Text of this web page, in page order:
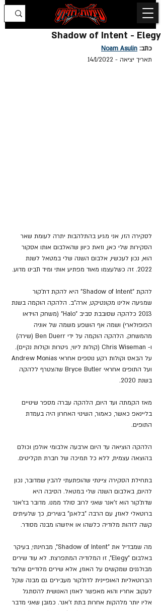
Shadow of Intent - Elegy
כתב: Noam Asulin
תאריך יציאה - 14/1/2022
לסקירה הזו, אני מגיע בהתלהבות יתרה לעומת שאר
הסקירות שלי כאן, וזאת כיוון שהאלבום אותו אסקור
הוא, נכון לעכשיו, אלבום השנה שלי במטאל לשנת
2022. זה כשלעצמו מאוד מפתיע אותי ומיד תבינו מדוע.
להקת "Shadow of Intent" היא להקת דת'קור
שמגיעה אלינו מקונטיקט, ארה"ב. הלהקה הוקמה בשנת
2013 כלהקה שסובבת סביב "Halo" (משחק הוידאו
הפופולארי) ושמה אף הושפע משמה של אוניה
מהמשחק. הלהקה הוקמה על ידי Ben Duerr (שירה)
ו- Chris Wiseman (קולות ליווי, גיטרות וקולות נקיים).
ועל התופים אחראי Bryce Butler שהצטרף ללהקה
בשנת 2020.
מאז הקמתה ועד היום, הלהקה עברה מספר שינויים
בליינאפ כאשר, כאמור, השינוי האחרון היה בעמדת
התופים.
הלהקה הוציאה עד היום ארבעה אלבומי אולפן וכולם
בהוצאה עצמית, ללא כל תמיכה של חברת תקליטים.
בתחילת הסקירה ציינתי שהופתעתי להבין שמדובר, נכון
להיום, באלבום השנה שלי במטאל. הסיבה היא
שדת'קור הוא ז'אנר שאני לרוב סולד ממנו. מדובר בז'אנר
ברוטאלי לאוזן, עם הרבה "בלאגן" בשירים, כך שלעיתים
קשה לזהות מלודיה כלשהו או איזשהו מבנה מסודר.
מה שמבדיל את "Shadow of Intent", מבחינתי, בעיקר
באלבום "Elegy", זו המלודיה המתפרצת. לא עוד שירים
מבולגנים שמקשים על האוזן, אלא שירים מלודיים שלצד
הברוטאליות האופיינית לדת'קור מעבירים גם מבנה שקל
לעקוב אחריו והוא מאפשר לאוזן האנושית להסתגל
אליו יותר מלהקות אחרות בתת ז'אנר. כמובן שאני מדבר